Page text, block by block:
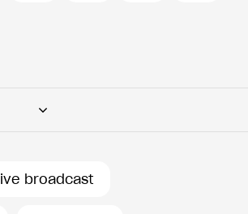
live broadcast